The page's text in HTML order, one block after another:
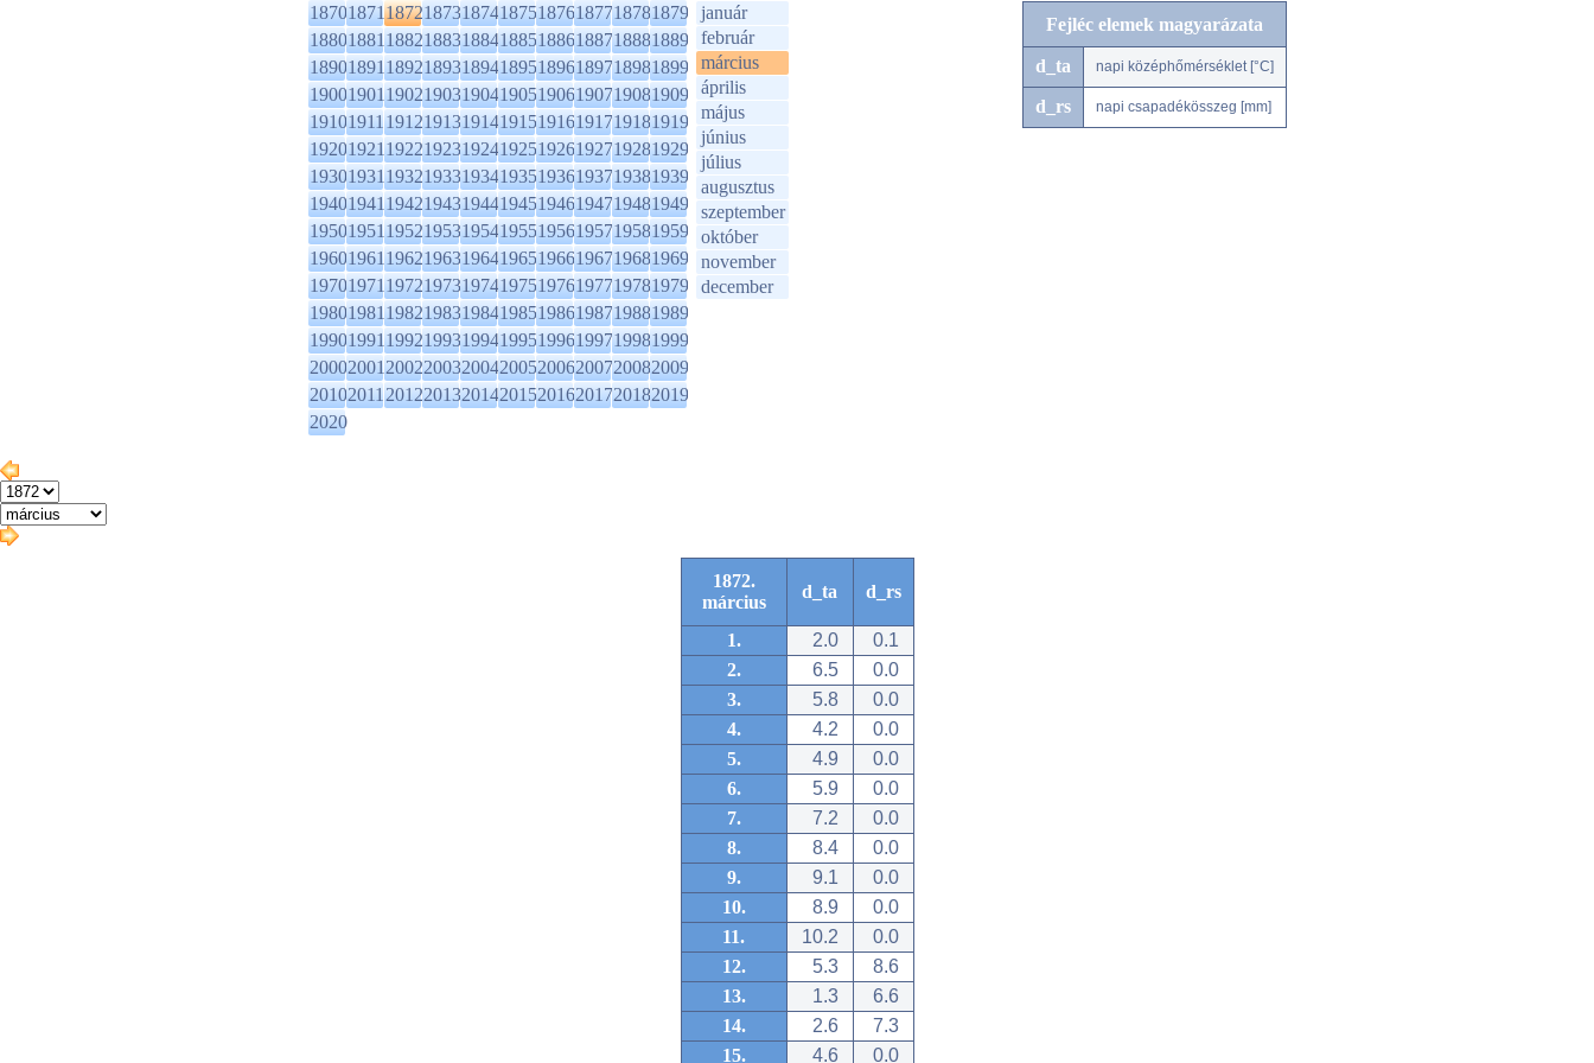
1870187118721873187418751876187718781879
1880188118821883188418851886188718881889
1890189118921893189418951896189718981899
1900190119021903190419051906190719081909
1910191119121913191419151916191719181919
1920192119221923192419251926192719281929
1930193119321933193419351936193719381939
1940194119421943194419451946194719481949
1950195119521953195419551956195719581959
1960196119621963196419651966196719681969
1970197119721973197419751976197719781979
1980198119821983198419851986198719881989
1990199119921993199419951996199719981999
2000200120022003200420052006200720082009
2010201120122013201420152016201720182019
2020
január
február
március
április
május
június
július
augusztus
szeptember
október
november
december
Fejléc elemek magyarázata
d_ta napi középhőmérséklet [°C]
d_rs napi csapadékösszeg [mm]
1872.
március
d_ta d_rs
1. 2.0
0.1
2.
6.5
0.0
3.
5.8
0.0
4.
4.2
0.0
5.
4.9
0.0
6.
5.9
0.0
7.
7.2
0.0
8.
8.4
0.0
9.
9.1
0.0
10.
8.9
0.0
11.
10.2
0.0
12.
5.3
8.6
13.
1.3
6.6
14.
2.6
7.3
15.
4.6 0.0